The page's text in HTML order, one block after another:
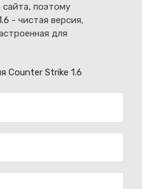
сайта, поэтому
- чистая версия,
для
Counter Strike 1.6